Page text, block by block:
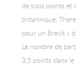
de trois points et
britannique,
pour un Brexit «
Le nombre de
3,5 points dans le